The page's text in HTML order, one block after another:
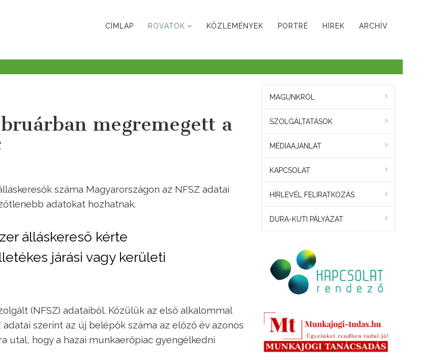
CÍMLAP ROVATOK KÖZLEMÉNYEK PORTRÉ HÍREK ARCHÍV
megremegett a
száma Magyarországon az NFSZ adatai
adatokat hozhatnak.
álláskereső kérte
járási vagy kerületi
(NFSZ) adataiból. Közülük az első alkalommal
szerint az új belépők száma az előző év azonos
utal, hogy a hazai munkaerőpiac gyengélkedni
MAGUNKRÓL
SZOLGÁLTATÁSOK
MÉDIAAJÁNLAT
KAPCSOLAT
HÍRLEVÉL FELIRATKOZÁS
DURA-KUTI PÁLYÁZAT